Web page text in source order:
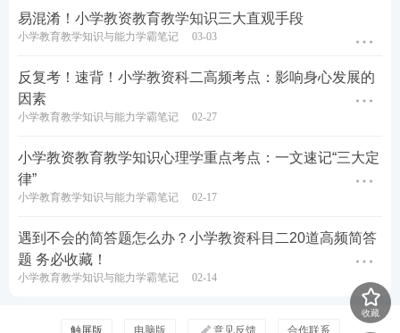
举例：语文课、数学课等。
属于二级课程，地方教育主管部门以国
家课程标准为基础，在一定的教育思想和课程观念的
指导下，根据地方经济、特点和文化发展等实际情况
关键词：XX省/地区主导开发。
学霸君简单的理解：由地方某省设计开发的课程。
举例：《湖南省情》。
3.校本课程： 属于三级课程，学校编制，自主开发与
实施的民主决策的过程。即校长、教师、课程专家、
易混淆！小学教资教育教学知识三大直观手段
小学教育教学知识与能力学霸笔记 03-03
反复考！速背！小学教资科二高频考点：影响身心发展的
因素
小学教育教学知识与能力学霸笔记 02-27
小学教资教育教学知识心理学重点考点：一文速记“三大定
律”
小学教育教学知识与能力学霸笔记 02-17
遇到不会的简答题怎么办？小学教资科目二20道高频简答
题 务必收藏！
小学教育教学知识与能力学霸笔记 02-14
收藏